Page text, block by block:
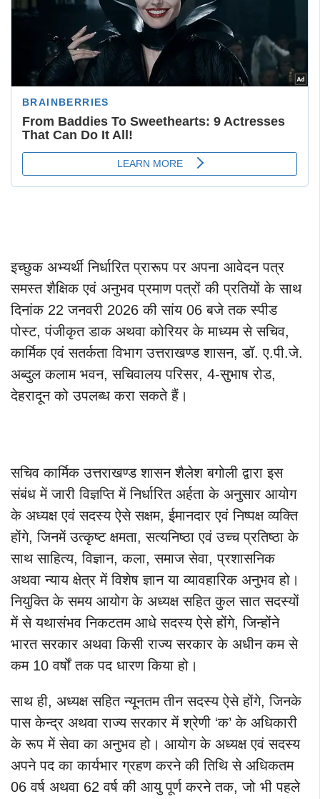
इच्छुक अभ्यर्थी निर्धारित प्रारूप पर अपना आवेदन पत्र
समस्त शैक्षिक एवं अनुभव प्रमाण पत्रों की प्रतियों के साथ
दिनांक 22 जनवरी 2026 की सांय 06 बजे तक स्पीड
पोस्ट, पंजीकृत डाक अथवा कोरियर के माध्यम से सचिव,
कार्मिक एवं सतर्कता विभाग उत्तराखण्ड शासन, डॉ. ए.पी.जे.
अब्दुल कलाम भवन, सचिवालय परिसर, 4-सुभाष रोड,
देहरादून को उपलब्ध करा सकते हैं।
सचिव कार्मिक उत्तराखण्ड शासन शैलेश बगोली द्वारा इस
संबंध में जारी विज्ञप्ति में निर्धारित अर्हता के अनुसार आयोग
के अध्यक्ष एवं सदस्य ऐसे सक्षम, ईमानदार एवं निष्पक्ष व्यक्ति
होंगे, जिनमें उत्कृष्ट क्षमता, सत्यनिष्ठा एवं उच्च प्रतिष्ठा के
साथ साहित्य, विज्ञान, कला, समाज सेवा, प्रशासनिक
अथवा न्याय क्षेत्र में विशेष ज्ञान या व्यावहारिक अनुभव हो।
नियुक्ति के समय आयोग के अध्यक्ष सहित कुल सात सदस्यों
में से यथासंभव निकटतम आधे सदस्य ऐसे होंगे, जिन्होंने
भारत सरकार अथवा किसी राज्य सरकार के अधीन कम से
कम 10 वर्षों तक पद धारण किया हो।
साथ ही, अध्यक्ष सहित न्यूनतम तीन सदस्य ऐसे होंगे, जिनके
पास केन्द्र अथवा राज्य सरकार में श्रेणी ‘क’ के अधिकारी
के रूप में सेवा का अनुभव हो। आयोग के अध्यक्ष एवं सदस्य
अपने पद का कार्यभार ग्रहण करने की तिथि से अधिकतम
06 वर्ष अथवा 62 वर्ष की आयु पूर्ण करने तक, जो भी पहले